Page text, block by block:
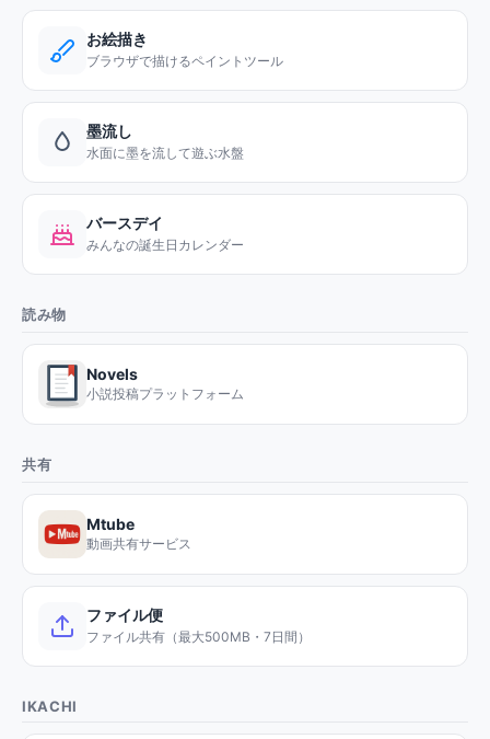
お絵描き
ブラウザで描けるペイントツール
墨流し
水面に墨を流して遊ぶ水盤
バースデイ
みんなの誕生日カレンダー
読み物
Novels
小説投稿プラットフォーム
共有
Mtube
動画共有サービス
ファイル便
ファイル共有（最大500MB・7日間）
IKACHI